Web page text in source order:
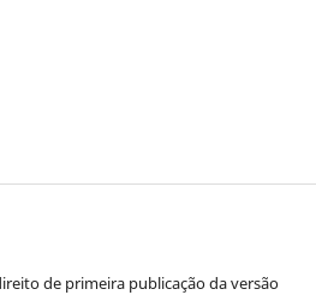
de primeira publicação da versão